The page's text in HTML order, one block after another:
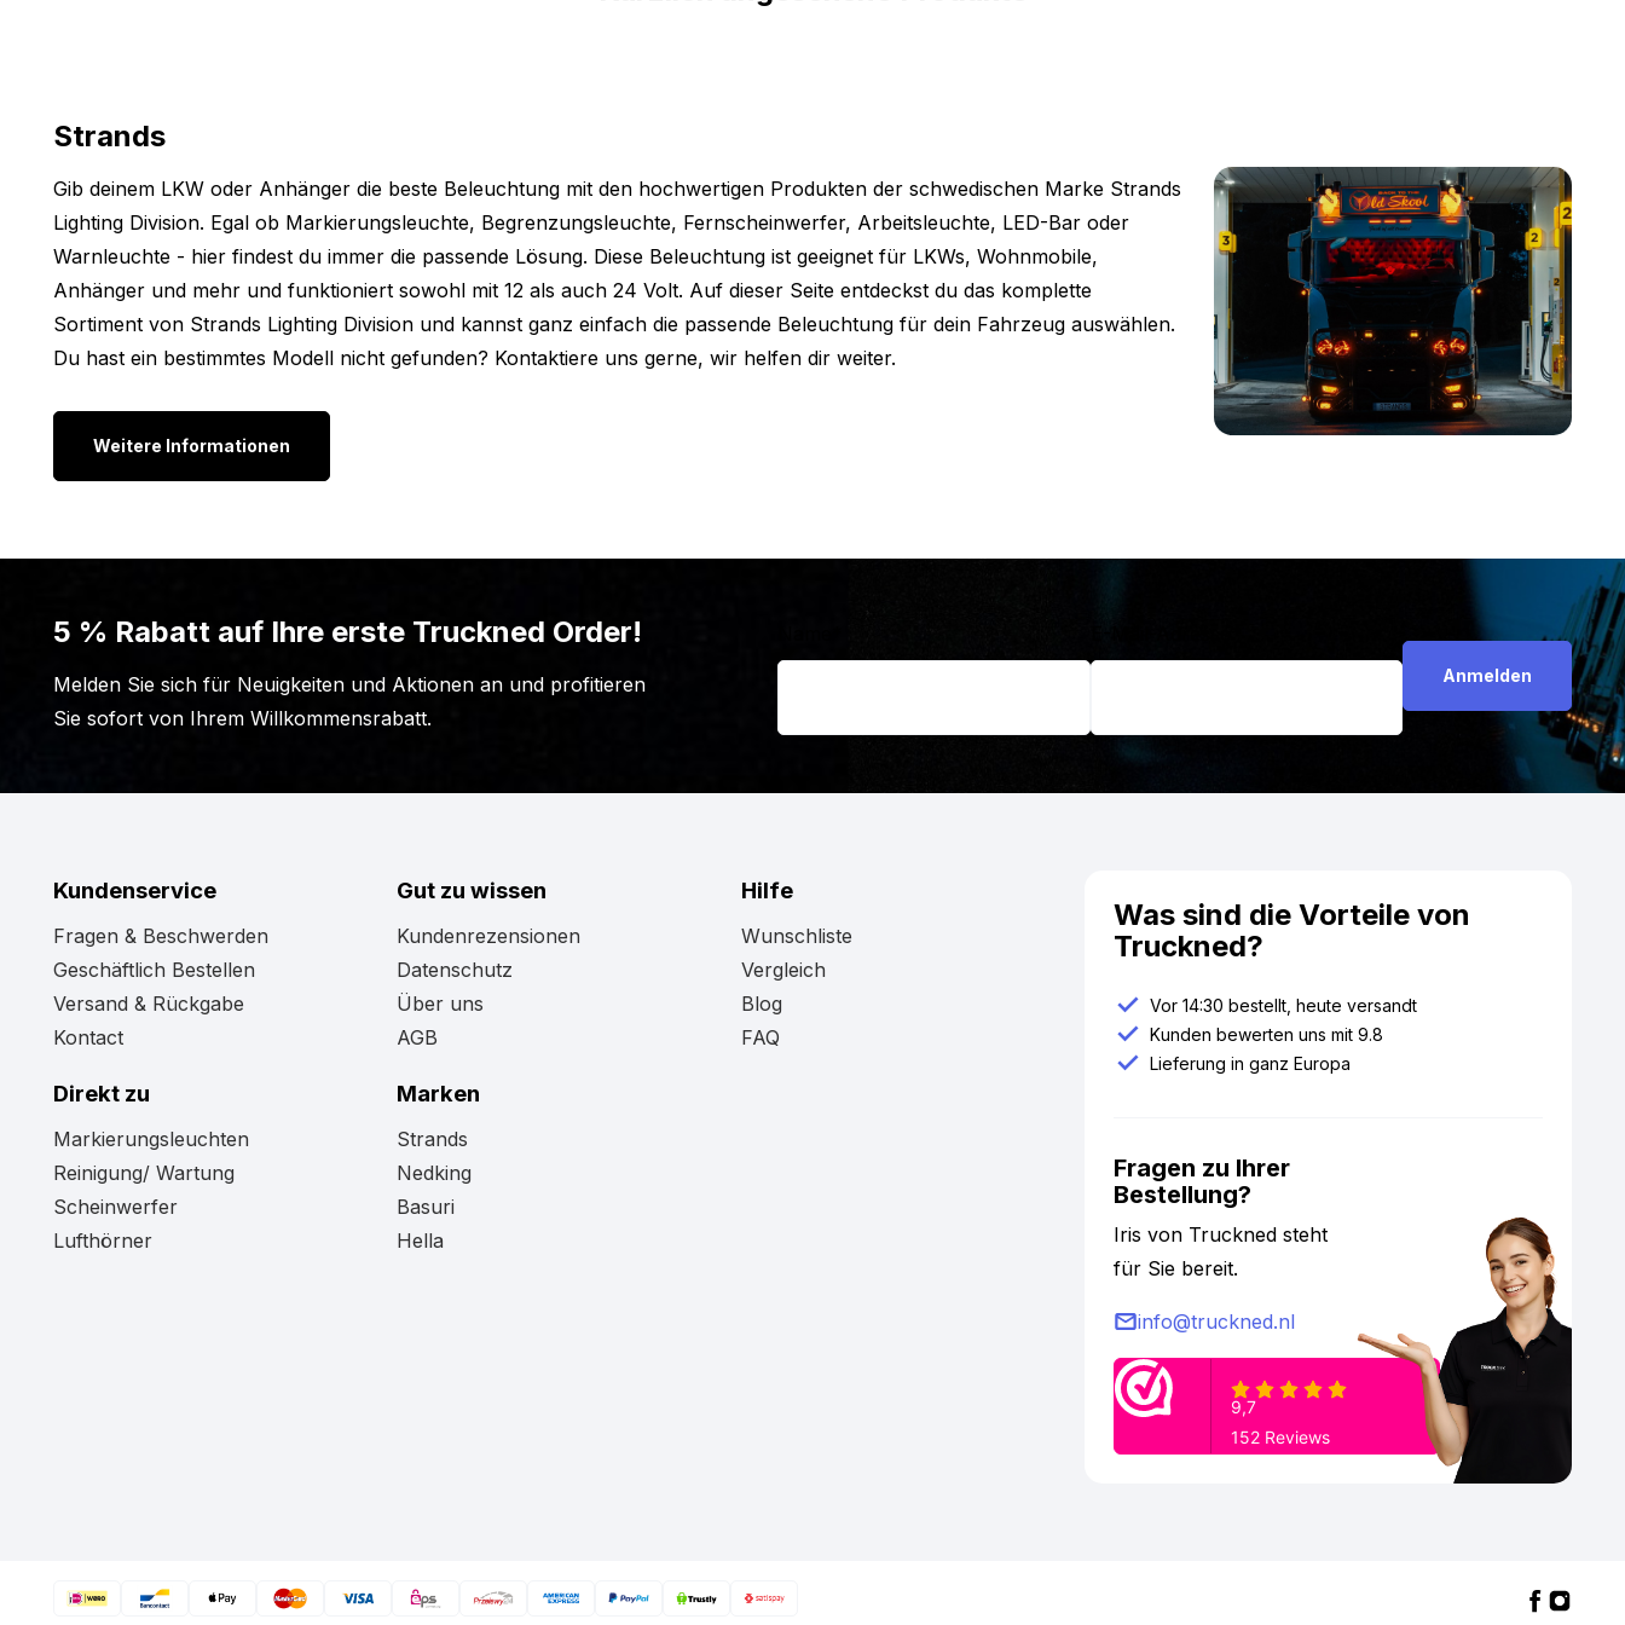
haben wir hier die Abmessungen der LED-Lampe aufgeführt. Die Abmessungen des Strands
Durchmesser: 230,5 mm
Andere Modelle:
Ist der Strands Ambassador Scheinwerfer nach deinem Geschmack, aber du möchtest nicht
die Ausführung mit Klarglas? Dann schau dir hier die anderen Strands Modelle an.
Ambassador – DUNKEL
Bist du doch der Meinung, dass der Strands Ambassador mit Klarglas nicht das ist, was du
suchst? Einfach weil die Farbe, Form oder Lichtleistung nicht passt? Dann schau dir hier das
Strands
Gib deinem LKW oder Anhänger die beste Beleuchtung mit den hochwertigen Produkten der schwedischen Marke Strands
Lighting Division. Egal ob Markierungsleuchte, Begrenzungsleuchte, Fernscheinwerfer, Arbeitsleuchte, LED-Bar oder
Warnleuchte - hier findest du immer die passende Lösung. Diese Beleuchtung ist geeignet für LKWs, Wohnmobile,
Anhänger und mehr und funktioniert sowohl mit 12 als auch 24 Volt. Auf dieser Seite entdeckst du das komplette
Sortiment von Strands Lighting Division und kannst ganz einfach die passende Beleuchtung für dein Fahrzeug auswählen.
Du hast ein bestimmtes Modell nicht gefunden? Kontaktiere uns gerne, wir helfen dir weiter.
Weitere Informationen
5 % Rabatt auf Ihre erste Truckned Order!
Melden Sie sich für Neuigkeiten und Aktionen an und profitieren
Sie sofort von Ihrem Willkommensrabatt.
Was sind die Vorteile von
Truckned?
Vor 14:30 bestellt, heute versandt
Kunden bewerten uns mit 9.8
Lieferung in ganz Europa
Fragen zu Ihrer
Bestellung?
Iris von Truckned steht
für Sie bereit.
info@truckned.nl
Kundenservice
Fragen & Beschwerden
Geschäftlich Bestellen
Versand & Rückgabe
Kontact
Gut zu wissen
Kundenrezensionen
Datenschutz
Über uns
AGB
Hilfe
Wunschliste
Vergleich
Blog
FAQ
Direkt zu
Markierungsleuchten
Reinigung/ Wartung
Scheinwerfer
Lufthörner
Marken
Strands
Nedking
Basuri
Hella